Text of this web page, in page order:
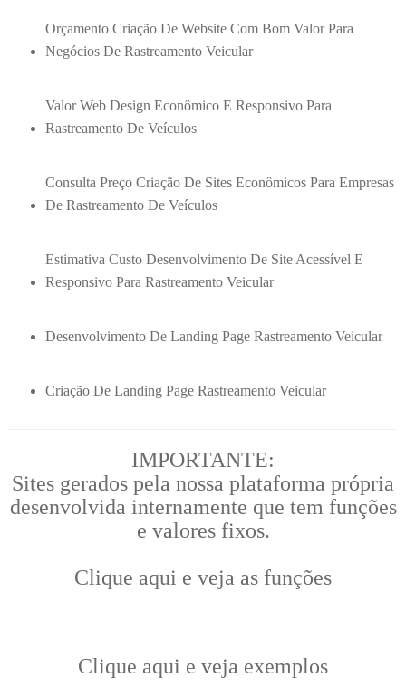
Orçamento Criação De Website Com Bom Valor Para
Negócios De Rastreamento Veicular
Valor Web Design Econômico E Responsivo Para
Rastreamento De Veículos
Consulta Preço Criação De Sites Econômicos Para Empresas
De Rastreamento De Veículos
Estimativa Custo Desenvolvimento De Site Acessível E
Responsivo Para Rastreamento Veicular
Desenvolvimento De Landing Page Rastreamento Veicular
Criação De Landing Page Rastreamento Veicular
IMPORTANTE:
Sites gerados pela nossa plataforma própria
desenvolvida internamente que tem funções
e valores fixos.
Clique aqui e veja as funções
Clique aqui e veja exemplos